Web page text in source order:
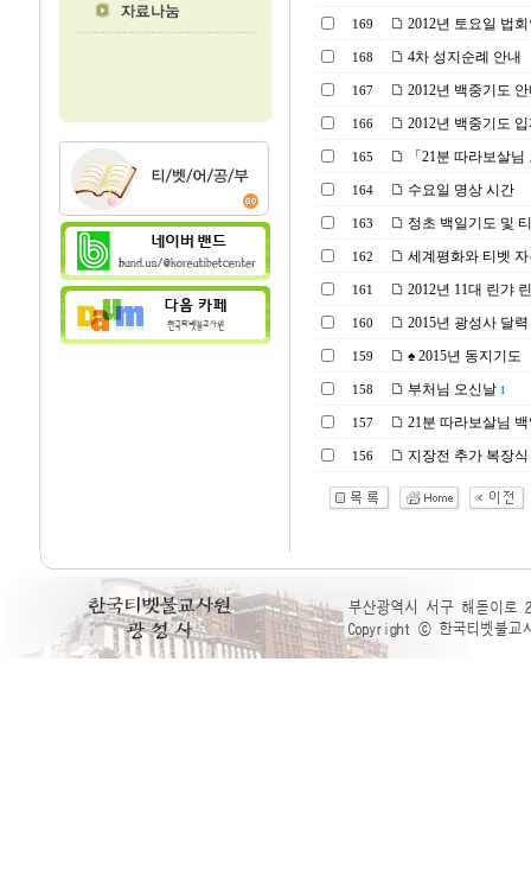
169 2012년 토요일 법
168 4차 성지순례 안내
167 2012년 백중기도
166 2012년 백중기도
165 「21분 따라보살
164 수요일 명상 시간
163 정초 백일기도 및
162 세계평화와 티벳
161 2012년 11대 린갸
160 2015년 광성사 달
159 ♠ 2015년 동지기도
158 부처님 오신날 1
157 21분 따라보살님
156 지장전 추가 복장